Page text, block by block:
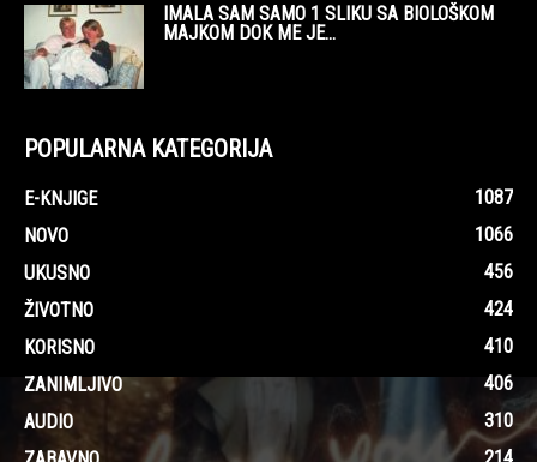
IMALA SAM SAMO 1 SLIKU SA BIOLOŠKOM
MAJKOM DOK ME JE...
POPULARNA KATEGORIJA
E-KNJIGE
1087
NOVO
1066
UKUSNO
456
ŽIVOTNO
424
KORISNO
410
ZANIMLJIVO
406
AUDIO
310
214